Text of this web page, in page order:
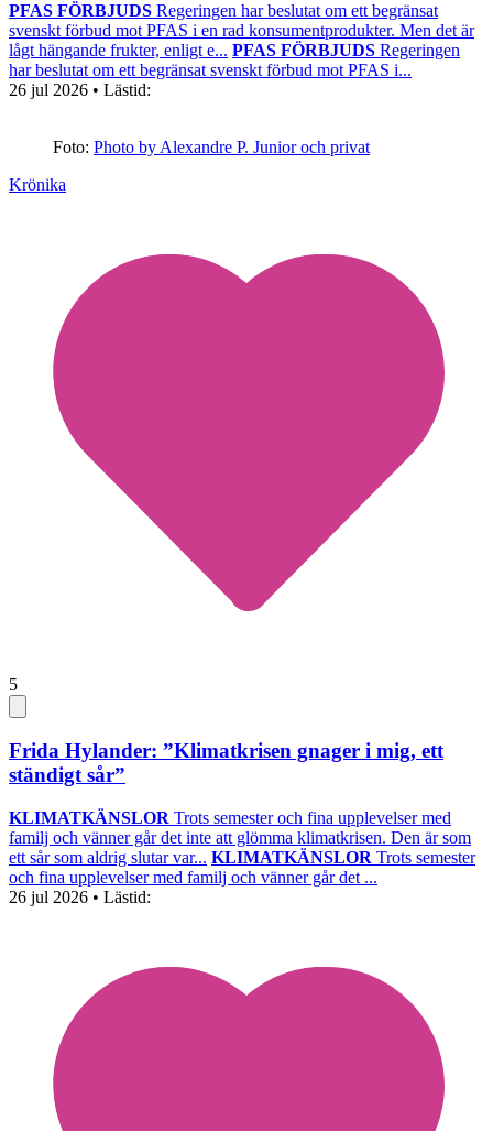
PFAS FÖRBJUDS Regeringen har beslutat om ett begränsat
svenskt förbud mot PFAS i en rad konsumentprodukter. Men det är
lågt hängande frukter, enligt e... PFAS FÖRBJUDS Regeringen
har beslutat om ett begränsat svenskt förbud mot PFAS i...
26 jul 2026 • Lästid:
Foto: Photo by Alexandre P. Junior och privat
Krönika
5
Frida Hylander: ”Klimatkrisen gnager i mig, ett
ständigt sår”
KLIMATKÄNSLOR Trots semester och fina upplevelser med
familj och vänner går det inte att glömma klimatkrisen. Den är som
ett sår som aldrig slutar var... KLIMATKÄNSLOR Trots semester
och fina upplevelser med familj och vänner går det ...
26 jul 2026 • Lästid: